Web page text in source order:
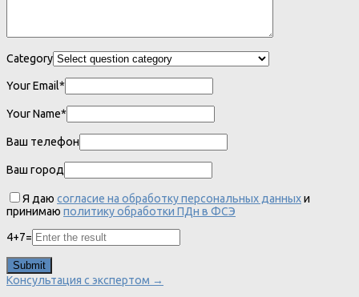
Category
Your Email*
Your Name*
Ваш телефон
Ваш город
Я даю согласие на обработку персональных данныхи
принимаю политику обработки ПДн в ФСЭ
4+7=
Консультация с экспертом →